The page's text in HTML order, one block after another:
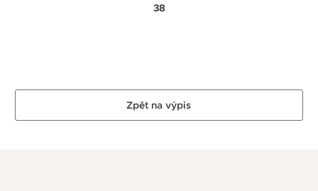
38
Zpět na výpis